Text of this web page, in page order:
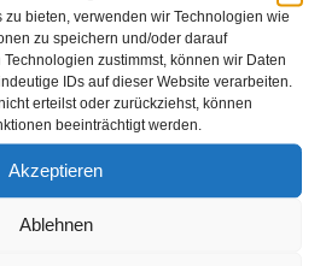
bieten, verwenden wir Technologien wie
zu speichern und/oder darauf
zustimmst, können wir Daten
IDs auf dieser Website verarbeiten.
erteilst oder zurückziehst, können
beeinträchtigt werden.
Akzeptieren
Ablehnen
Trennbleche-Satz
Amazon / Ebay
Produkt ansehen*